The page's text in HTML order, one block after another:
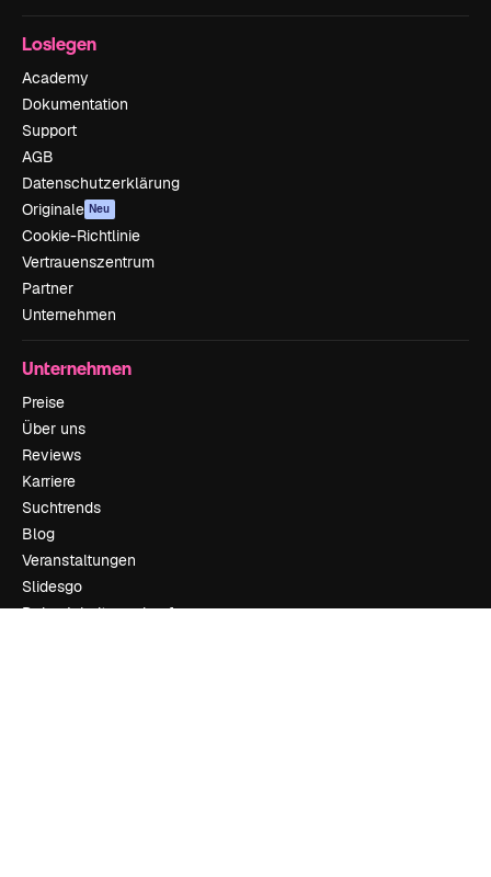
Loslegen
Academy
Dokumentation
Support
AGB
Datenschutzerklärung
Originale Neu
Cookie-Richtlinie
Vertrauenszentrum
Partner
Unternehmen
Unternehmen
Preise
Über uns
Reviews
Karriere
Suchtrends
Blog
Veranstaltungen
Slidesgo
Deine Inhalte verkaufen